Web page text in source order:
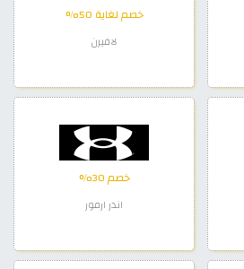
خصم لغاية 50%
لافيرن
خصم 30%
اندر ارمور